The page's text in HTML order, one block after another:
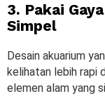
3. Pakai
Simpel
Desain akuarium
kelihatan lebih rapi
elemen alam yang